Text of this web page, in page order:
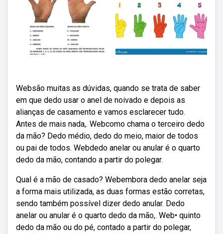
Websão muitas as dúvidas, quando se trata de saber
em que dedo usar o anel de noivado e depois as
alianças de casamento e vamos esclarecer tudo.
Antes de mais nada,. Webcomo chama o terceiro dedo
da mão? Dedo médio, dedo do meio, maior de todos
ou pai de todos. Webdedo anelar ou anular é o quarto
dedo da mão, contando a partir do polegar.
Qual é a mão de casado? Webembora dedo anelar seja
a forma mais utilizada, as duas formas estão corretas,
sendo também possível dizer dedo anular. Dedo
anelar ou anular é o quarto dedo da mão,. Web• quinto
dedo da mão ou do pé, contado a partir do polegar,